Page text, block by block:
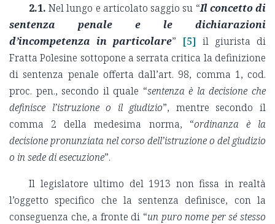
2.1.Nel lungo e articolato saggio su “Il concetto di
sentenza penale e le dichiarazioni
d’incompetenza in particolare” [5] il giurista di
Fratta Polesine sottopone a serrata critica la definizione
di sentenza penale offerta dall’art. 98, comma 1, cod.
proc. pen., secondo il quale “sentenza è la decisione che
definisce l’istruzione o il giudizio”, mentre secondo il
comma 2 della medesima norma, “ordinanza è la
decisione pronunziata nel corso dell’istruzione o del giudizio
o in sede di esecuzione”.
Il legislatore ultimo del 1913 non fissa in realtà
l’oggetto specifico che la sentenza definisce, con la
conseguenza che, a fronte di “un puro nome per sé stesso